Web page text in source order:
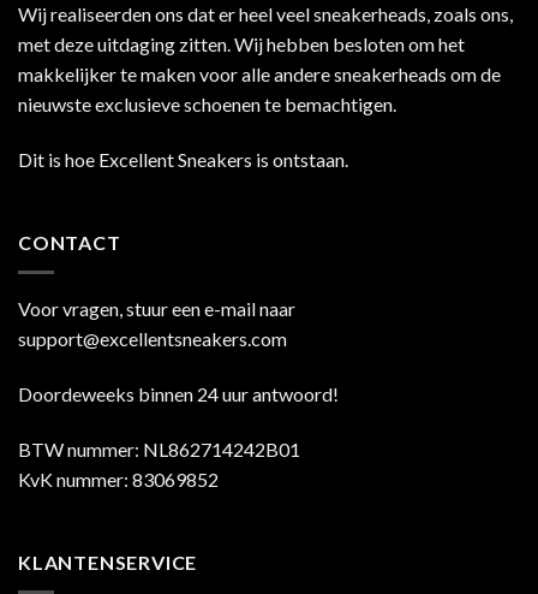
Wij realiseerden ons dat er heel veel sneakerheads, zoals ons,
met deze uitdaging zitten. Wij hebben besloten om het
makkelijker te maken voor alle andere sneakerheads om de
nieuwste exclusieve schoenen te bemachtigen.
Dit is hoe Excellent Sneakers is ontstaan.
CONTACT
Voor vragen, stuur een e-mail naar
support@excellentsneakers.com
Doordeweeks binnen 24 uur antwoord!
BTW nummer: NL862714242B01
KvK nummer: 83069852
KLANTENSERVICE